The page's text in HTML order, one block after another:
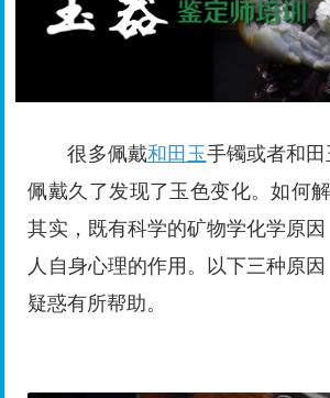
很多佩戴和田玉手镯或者和田
佩戴久了发现了玉色变化。如何
其实，既有科学的矿物学化学原
人自身心理的作用。以下三种原
疑惑有所帮助。